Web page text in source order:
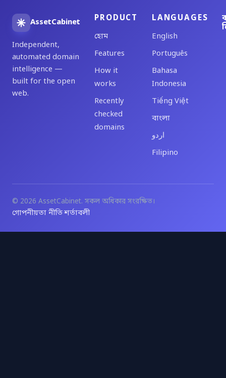
AssetCabinet
Independent,
automated domain
intelligence —
built for the open
web.
PRODUCT
হোম
Features
How it
works
Recently
checked
domains
LANGUAGES
English
Português
Bahasa
Indonesia
Tiếng Việt
বাংলা
اردو
Filipino
© 2026 AssetCabinet. সকল অধিকার সংরক্ষিত।
গোপনীয়তা নীতি·শর্তাবলী